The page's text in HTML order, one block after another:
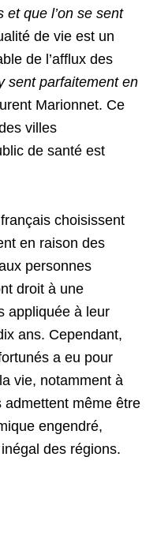
que l’on se sent
de vie est un
de l’afflux des
sent parfaitement en
Marionnet. Ce
villes
de santé est
choisissent
en raison des
personnes
droit à une
appliquée à leur
ans. Cependant,
a eu pour
vie, notamment à
admettent même être
engendré,
des régions.